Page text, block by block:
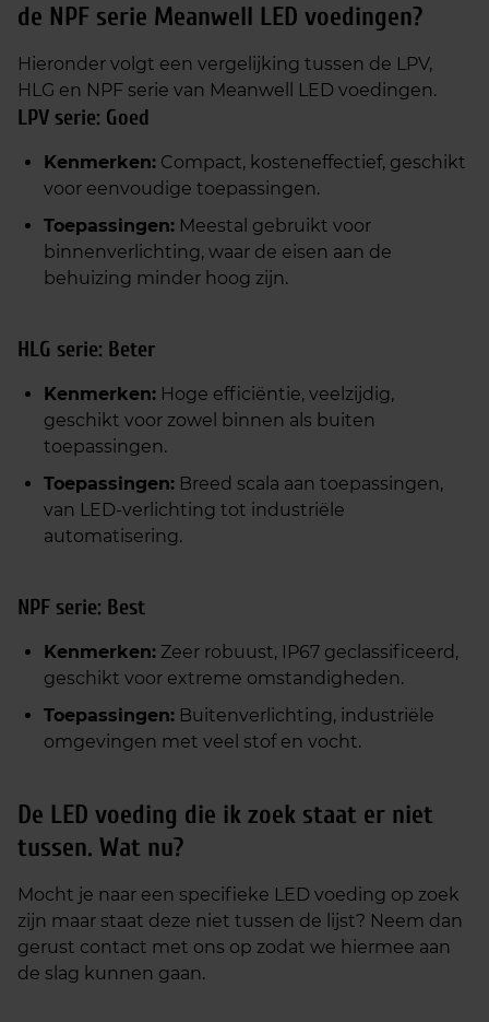
de NPF serie Meanwell LED voedingen?
Hieronder volgt een vergelijking tussen de LPV,
HLG en NPF serie van Meanwell LED voedingen.
LPV serie: Goed
Kenmerken: Compact, kosteneffectief, geschikt
voor eenvoudige toepassingen.
Toepassingen: Meestal gebruikt voor
binnenverlichting, waar de eisen aan de
behuizing minder hoog zijn.
HLG serie: Beter
Kenmerken: Hoge efficiëntie, veelzijdig,
geschikt voor zowel binnen als buiten
toepassingen.
Toepassingen: Breed scala aan toepassingen,
van LED-verlichting tot industriële
automatisering.
NPF serie: Best
Kenmerken: Zeer robuust, IP67 geclassificeerd,
geschikt voor extreme omstandigheden.
Toepassingen: Buitenverlichting, industriële
omgevingen met veel stof en vocht.
De LED voeding die ik zoek staat er niet
tussen. Wat nu?
Mocht je naar een specifieke LED voeding op zoek
zijn maar staat deze niet tussen de lijst? Neem dan
gerust contact met ons op zodat we hiermee aan
de slag kunnen gaan.